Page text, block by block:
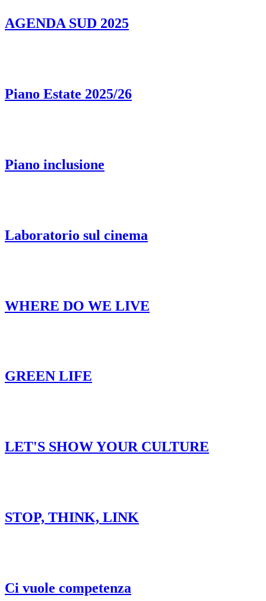
AGENDA SUD 2025
Piano Estate 2025/26
Piano inclusione
Laboratorio sul cinema
WHERE DO WE LIVE
GREEN LIFE
LET'S SHOW YOUR CULTURE
STOP, THINK, LINK
Ci vuole competenza